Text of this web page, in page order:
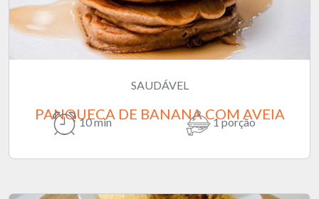
SAUDÁVEL
PANQUECA DE BANANA COM AVEIA
10 min 1 porção